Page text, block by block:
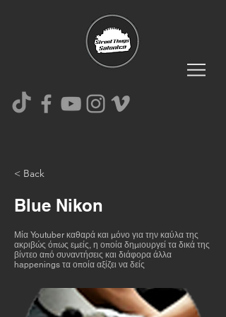
< Back
Blue Nikon
Μία Youtuber καθαρά και μόνο για την καύλα της
ακριβώς όπως εμείς, η οποία δημιουργεί τα δικά της
βίντεο από συναντήσεις και διάφορα άλλα
happenings τα οποία αξίζει να δείς